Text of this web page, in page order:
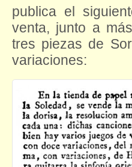
publica el
venta, junto a
tres piezas de
variaciones: